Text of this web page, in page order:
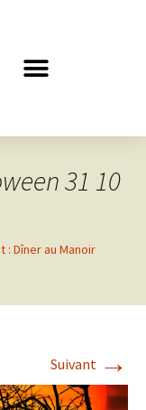
31 10
: Dîner au Manoir
Suivant →